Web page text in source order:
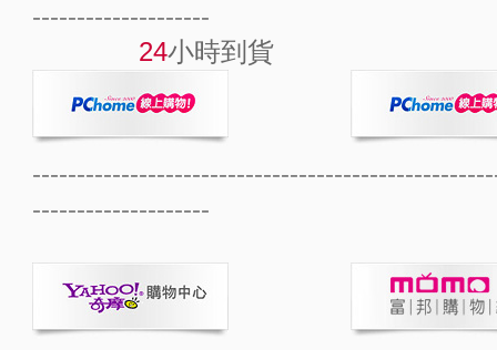
--------------------
24小時到貨
--------------------